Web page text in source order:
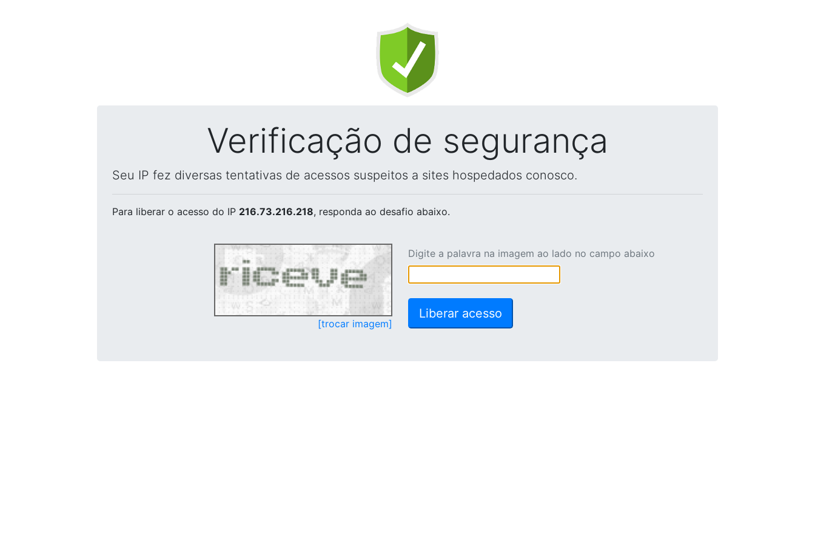
Verificação de segurança
Seu IP fez diversas tentativas de acessos suspeitos a sites hospedados conosco.
Para liberar o acesso do IP 216.73.216.218, responda ao desafio abaixo.
[trocar imagem]
Digite a palavra na imagem ao lado no campo abaixo